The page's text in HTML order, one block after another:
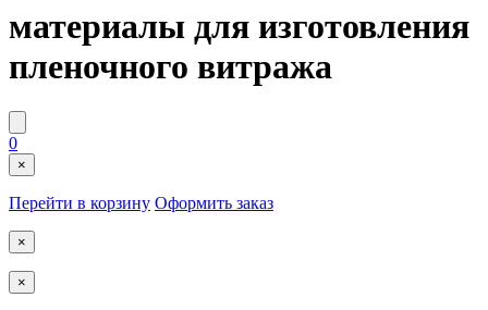
материалы для изготовления
пленочного витража
0
×
Перейти в корзину Оформить заказ
×
×